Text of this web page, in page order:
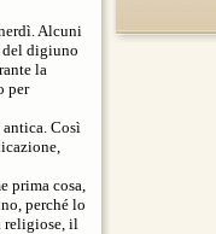
Alcuni
del digiuno
la
per
Così
prima cosa,
perché lo
religiose, il